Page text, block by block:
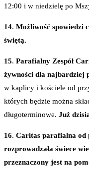
12:00 i w niedzielę po
14. Możliwość spowiedzi
świętą.
15. Parafialny Zespół
żywności dla najbardziej
w kaplicy i kościele od
których będzie można
długoterminowe. Już
16. Caritas parafialna od
rozprowadzała świece
przeznaczony jest na